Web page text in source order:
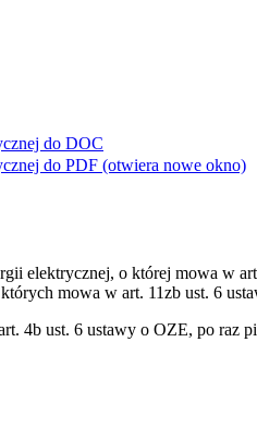
do DOC
do PDF (otwiera nowe okno)
elektrycznej, o której mowa w
mowa w art. 11zb ust. 6
4b ust. 6 ustawy o OZE, po raz